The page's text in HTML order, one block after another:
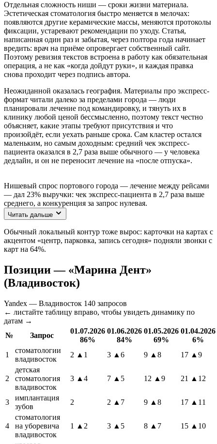
Отдельная сложность ниши — сроки жизни материала.
Эстетическая стоматология быстро меняется в мелочах:
появляются другие керамические массы, меняются протоколы
фиксации, устаревают рекомендации по уходу. Статья,
написанная один раз и забытая, через полтора года начинает
вредить: врач на приёме опровергает собственный сайт.
Поэтому ревизия текстов встроена в работу как обязательная
операция, а не как «когда дойдут руки», и каждая правка
снова проходит через подпись автора.
Неожиданной оказалась география. Материалы про экспресс-
формат читали далеко за пределами города — люди
планировали лечение под командировку, и тянуть их в
клинику любой ценой бессмысленно, поэтому текст честно
объясняет, какие этапы требуют присутствия и что
произойдёт, если уехать раньше срока. Сам кластер остался
маленьким, но самым доходным: средний чек экспресс-
пациента оказался в 2,7 раза выше обычного — у человека
дедлайн, и он не переносит лечение на «после отпуска».
Нишевый спрос портового города — лечение между рейсами
— дал 23% выручки: чек экспресс-пациента в 2,7 раза выше
среднего, а конкуренция за запрос нулевая.
Читать дальше
Обычный локальный контур тоже вырос: карточки на картах с
акцентом «центр, парковка, запись сегодня» подняли звонки с
карт на 64%.
Позиции — «Марина Дент»
(Владивосток)
Yandex — Владивосток 140 запросов
← листайте таблицу вправо, чтобы увидеть динамику по
датам →
№
Запрос
01.07.2026
86%
01.06.2026
84%
01.05.2026
69%
01.04.2026
6%
1
стоматологии
владивосток
2 ▲1 3 ▲6 9 ▲8 17 ▲9
2
детская
стоматология
владивосток
3 ▲4 7 ▲5 12 ▲9 21 ▲12
3
имплантация
зубов
2 2 ▲7 9 ▲8 17 ▲11
4
стоматология
на уборевича
владивосток
1 ▲2 3 ▲5 8 ▲7 15 ▲10